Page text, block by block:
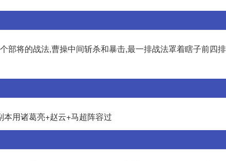
部将的战法,曹操中间斩杀和暴击,最一排战法罩着瞎子前四
用诸葛亮+赵云+马超阵容过